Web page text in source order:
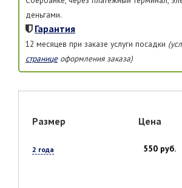
деньгами.
Гарантия
12 месяцев при заказе услуги посадки
страницеоформления заказа)
Размер Цена
2 года 550 руб.